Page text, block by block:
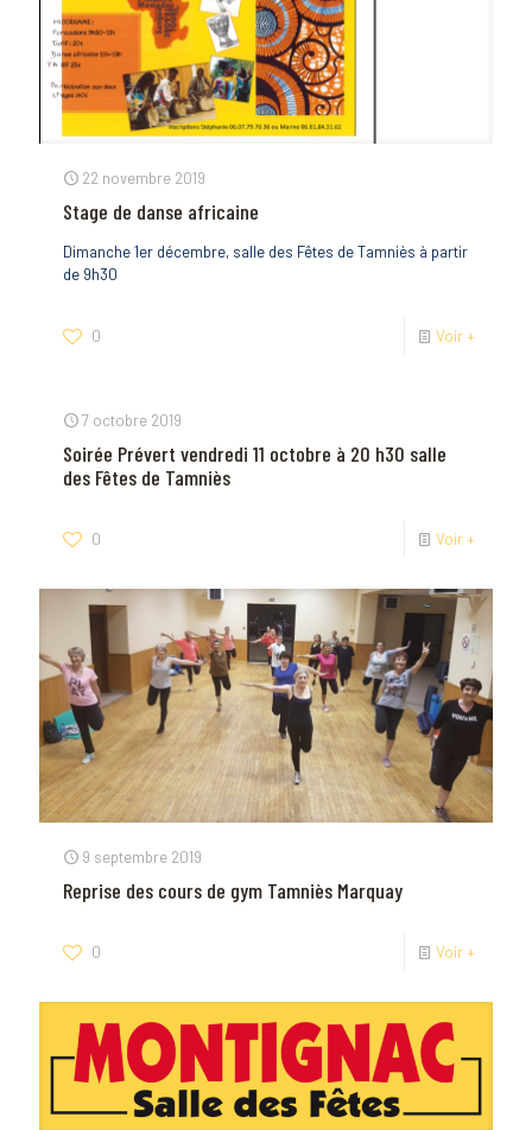
22 novembre 2019
Stage de danse africaine
Dimanche 1er décembre, salle des Fêtes de Tamniès à partir
de 9h30
0 Voir +
7 octobre 2019
Soirée Prévert vendredi 11 octobre à 20 h30 salle
des Fêtes de Tamniès
0 Voir +
9 septembre 2019
Reprise des cours de gym Tamniès Marquay
0 Voir +